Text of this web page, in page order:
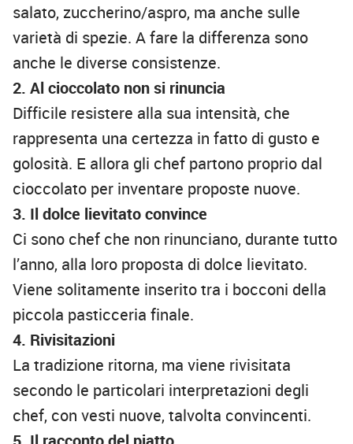
salato, zuccherino/aspro, ma anche sulle
varietà di spezie. A fare la differenza sono
anche le diverse consistenze.
2. Al cioccolato non si rinuncia
Difficile resistere alla sua intensità, che
rappresenta una certezza in fatto di gusto e
golosità. E allora gli chef partono proprio dal
cioccolato per inventare proposte nuove.
3. Il dolce lievitato convince
Ci sono chef che non rinunciano, durante tutto
l’anno, alla loro proposta di dolce lievitato.
Viene solitamente inserito tra i bocconi della
piccola pasticceria finale.
4. Rivisitazioni
La tradizione ritorna, ma viene rivisitata
secondo le particolari interpretazioni degli
chef, con vesti nuove, talvolta convincenti.